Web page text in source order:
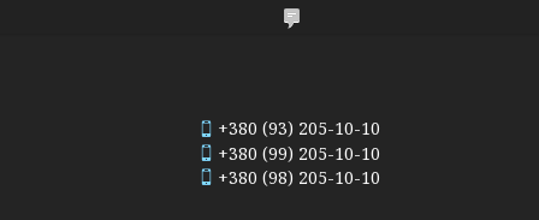
+380 (93) 205-10-10
+380 (99) 205-10-10
+380 (98) 205-10-10